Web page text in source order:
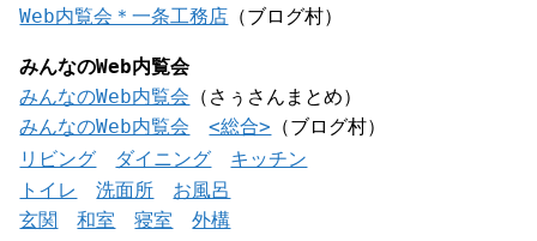
Web内覧会＊一条工務店 （ブログ村）
みんなのWeb内覧会
みんなのWeb内覧会 （さぅさんまとめ）
みんなのWeb内覧会
<総合> （ブログ村）
リビング
ダイニング
キッチン
トイレ
洗面所
お風呂
玄関
和室 寝室 外構